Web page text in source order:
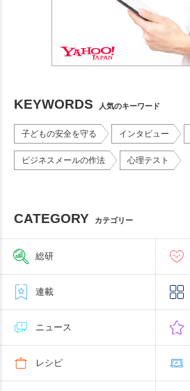
KEYWORDS 人気のキーワード
子どもの安全を守る インタビュー
ビジネスメールの作法 心理テスト
CATEGORY カテゴリー
総研
連載
ニュース
レシピ